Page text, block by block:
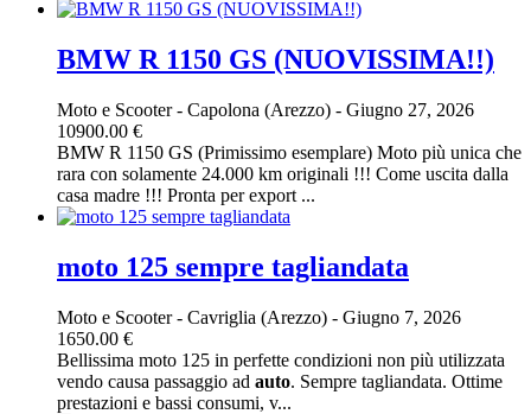
BMW R 1150 GS (NUOVISSIMA!!)
Moto e Scooter- Capolona (Arezzo) - Giugno 27, 2026
10900.00 €
BMW R 1150 GS (Primissimo esemplare) Moto più unica che
rara con solamente 24.000 km originali !!! Come uscita dalla
casa madre !!! Pronta per export ...
moto 125 sempre tagliandata
Moto e Scooter- Cavriglia (Arezzo) - Giugno 7, 2026
1650.00 €
Bellissima moto 125 in perfette condizioni non più utilizzata
vendo causa passaggio ad auto. Sempre tagliandata. Ottime
prestazioni e bassi consumi, v...